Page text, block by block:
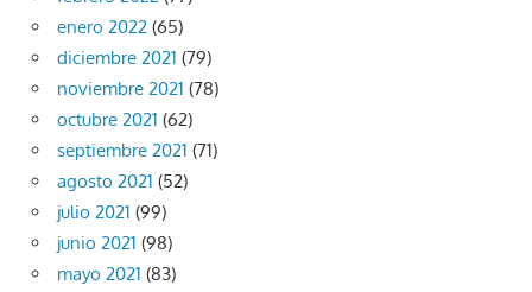
enero 2022 (65)
diciembre 2021 (79)
noviembre 2021 (78)
octubre 2021 (62)
septiembre 2021 (71)
agosto 2021 (52)
julio 2021 (99)
junio 2021 (98)
mayo 2021 (83)